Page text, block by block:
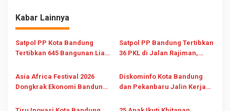
s
i
p
s
Kabar Lainnya
Satpol PP Kota Bandung
Tertibkan 645 Bangunan Liar
Satpol PP Bandung Tertibkan
36 PKL di Jalan Rajiman,
Pejalan Kaki
Asia Africa Festival 2026
Dongkrak Ekonomi Bandung
Pengunjung
Diskominfo Kota Bandung
dan Pekanbaru Jalin Kerja
Tata Kelola Fiber Optik